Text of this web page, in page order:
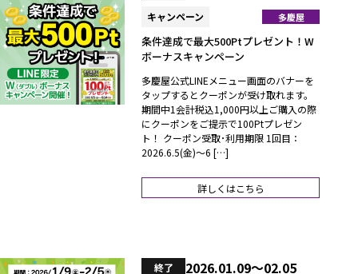
キャンペーン 多慶屋
条件達成で最大500Ptプレゼント！W
ボーナスキャンペーン
多慶屋公式LINEメニュー画面のバナーを
タップするとクーポンが受け取れます。
期間中1会計税込1,000円以上ご購入の際
にクーポンをご提示で100Ptプレゼン
ト！ クーポン受取･利用期限 1回目：
2026.6.5(金)～6 […]
詳しくはこちら
終了 2026.01.09～02.05